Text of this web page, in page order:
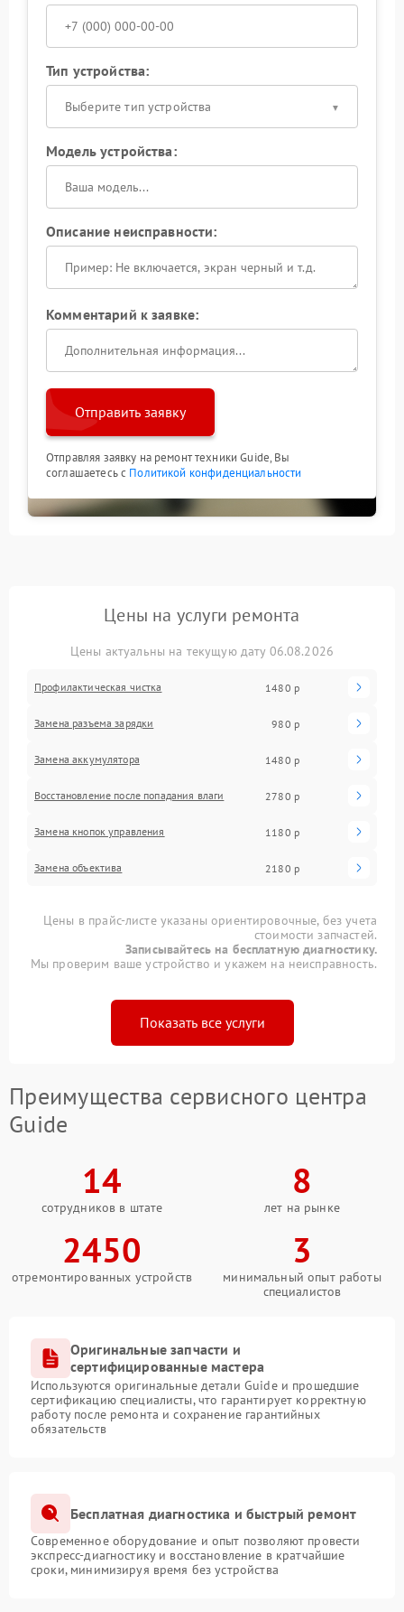
Тип устройства:
Выберите тип устройства
Модель устройства:
Описание неисправности:
Комментарий к заявке:
Отправить заявку
Отправляя заявку на ремонт техники Guide, Вы
соглашаетесь с Политикой конфиденциальности
Цены на услуги ремонта
Цены актуальны на текущую дату 06.08.2026
Профилактическая чистка 1480 р
Замена разъема зарядки 980 р
Замена аккумулятора 1480 р
Восстановление после попадания влаги 2780 р
Замена кнопок управления 1180 р
Замена объектива 2180 р
Цены в прайс-листе указаны ориентировочные, без учета
стоимости запчастей.
Записывайтесь на бесплатную диагностику.
Мы проверим ваше устройство и укажем на неисправность.
Показать все услуги
Преимущества сервисного центра
Guide
14
сотрудников в штате
8
лет на рынке
2450
отремонтированных устройств
3
минимальный опыт работы
специалистов
Оригинальные запчасти и
сертифицированные мастера
Используются оригинальные детали Guide и прошедшие
сертификацию специалисты, что гарантирует корректную
работу после ремонта и сохранение гарантийных
обязательств
Бесплатная диагностика и быстрый ремонт
Современное оборудование и опыт позволяют провести
экспресс-диагностику и восстановление в кратчайшие
сроки, минимизируя время без устройства